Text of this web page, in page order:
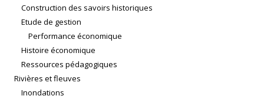
Construction des savoirs historiques
Etude de gestion
Performance économique
Histoire économique
Ressources pédagogiques
Rivières et fleuves
Inondations